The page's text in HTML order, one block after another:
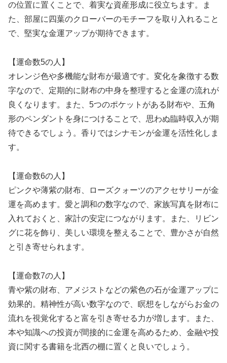
の位置に置くことで、着実な資産形成に役立ちます。ま
た、部屋に四葉のクローバーのモチーフを取り入れること
で、堅実な金運アップが期待できます。
【運命数5の人】
オレンジ色や多機能な財布が最適です。変化を象徴する数
字なので、定期的に財布の中身を整理すると金運の流れが
良くなります。また、5つのポケットがある財布や、五角
形のペンダントを身につけることで、思わぬ臨時収入が期
待できるでしょう。香りではシナモンが金運を活性化しま
す。
【運命数6の人】
ピンクや薄紫の財布、ローズクォーツのアクセサリーが金
運を高めます。愛と調和の数字なので、家族写真を財布に
入れておくと、家計の安定につながります。また、リビン
グに花を飾り、美しい環境を整えることで、豊かさが自然
と引き寄せられます。
【運命数7の人】
青や紫の財布、アメジストなどの紫色の石が金運アップに
効果的。精神性が高い数字なので、瞑想をしながらお金の
流れを視覚化すると富を引き寄せる力が増します。また、
本や知識への投資が間接的に金運を高めるため、金融や投
資に関する書籍を北西の棚に置くと良いでしょう。